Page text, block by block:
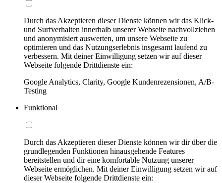
Durch das Akzeptieren dieser Dienste können wir das Klick-
und Surfverhalten innerhalb unserer Webseite nachvollziehen
und anonymisiert auswerten, um unsere Webseite zu
optimieren und das Nutzungserlebnis insgesamt laufend zu
verbessern. Mit deiner Einwilligung setzen wir auf dieser
Webseite folgende Drittdienste ein:
Google Analytics, Clarity, Google Kundenrezensionen, A/B-
Testing
Funktional
Durch das Akzeptieren dieser Dienste können wir dir über die
grundlegenden Funktionen hinausgehende Features
bereitstellen und dir eine komfortable Nutzung unserer
Webseite ermöglichen. Mit deiner Einwilligung setzen wir auf
dieser Webseite folgende Drittdienste ein: